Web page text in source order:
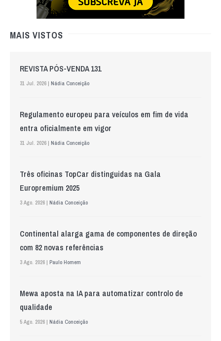
MAIS VISTOS
REVISTA PÓS-VENDA 131
31 Jul. 2026 | Nádia Conceição
Regulamento europeu para veículos em fim de vida
entra oficialmente em vigor
31 Jul. 2026 | Nádia Conceição
Três oficinas TopCar distinguidas na Gala
Europremium 2025
3 Ago. 2026 | Nádia Conceição
Continental alarga gama de componentes de direção
com 82 novas referências
3 Ago. 2026 | Paulo Homem
Mewa aposta na IA para automatizar controlo de
qualidade
5 Ago. 2026 | Nádia Conceição